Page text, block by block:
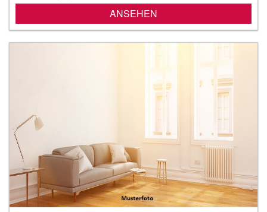
ANSEHEN